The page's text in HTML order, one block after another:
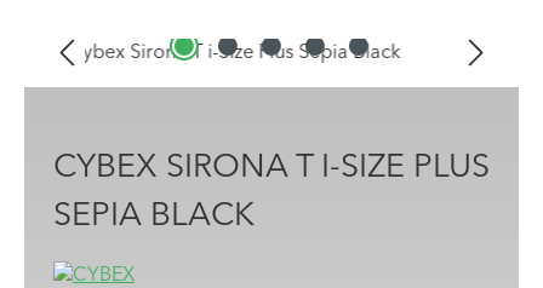
Bildergalerie überspringen
CYBEX SIRONA T I-SIZE PLUS
SEPIA BLACK